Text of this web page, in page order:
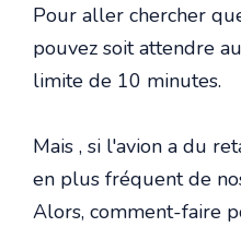
Pour aller chercher
pouvez soit attendre
limite de 10 minutes.
Mais , si l'avion a du
en plus fréquent de
Alors, comment-faire